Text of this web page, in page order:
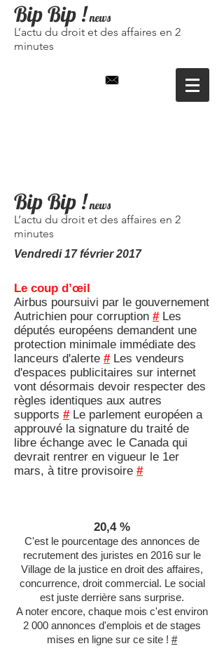
Bip Bip ! news
L’actu du droit et des affaires en 2
minutes
Bip Bip ! news
L’actu du droit et des affaires en 2
minutes
Vendredi 17février2017
Le coup d’œil
Airbus poursuivi par le gouvernement
Autrichien pour corruption #Les
députés européens demandent une
protection minimale immédiate des
lanceurs d'alerte #Les vendeurs
d'espaces publicitaires sur internet
vont désormais devoir respecter des
règles identiques aux autres
supports #Le parlement européen a
approuvé la signature du traité de
libre échange avec le Canada qui
devrait rentrer en vigueur le 1er
mars, à titre provisoire #
20,4 %
C'est le pourcentage des annonces de
recrutement des juristes en 2016 sur le
Village de la justice en droit des affaires,
concurrence, droit commercial. Le social
est juste derrière sans surprise.
A noter encore, chaque mois c'est environ
2 000 annonces d'emplois et de stages
mises en ligne sur ce site ! #